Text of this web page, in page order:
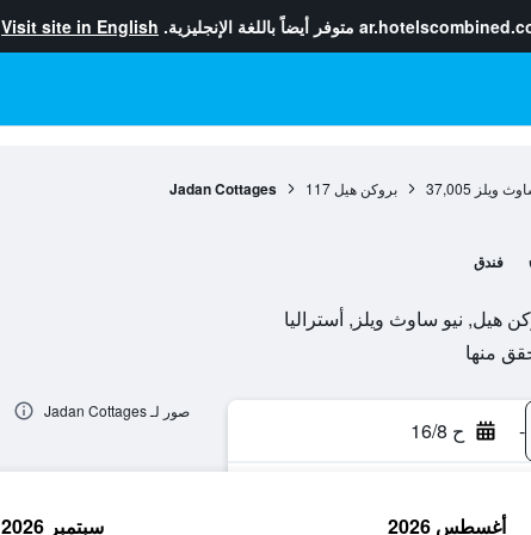
متوفر أيضاً باللغة الإنجليزية. Visit site in English
ويلز 37,005 بروكن هيل 117
Jadan Cottages
فندق
- ح 16/8
صور لـ Jadan Cottages
أغسطس 2026 سبتمبر 2026